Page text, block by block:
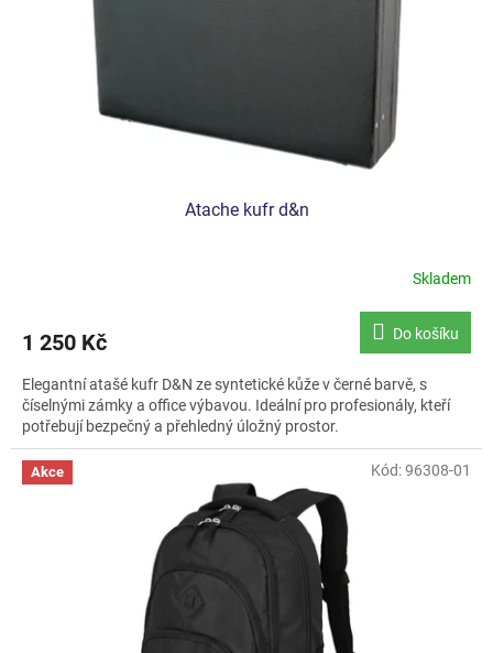
Atache kufr d&n
je
z
5
hvězdiček.
Skladem
1 250 Kč Do košíku
Elegantní atašé kufr D&N ze syntetické kůže v černé barvě, s
číselnými zámky a office výbavou. Ideální pro profesionály, kteří
potřebují bezpečný a přehledný úložný prostor.
Akce Kód:96308-01